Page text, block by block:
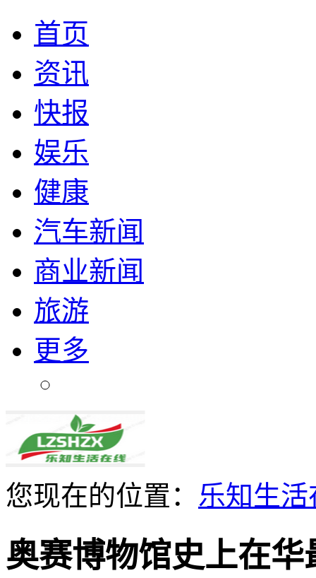
首页
资讯
快报
娱乐
健康
汽车新闻
商业新闻
旅游
更多
您现在的位置： 乐知生活
奥赛博物馆史上在